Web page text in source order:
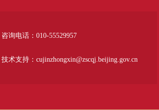
咨询电话：010-55529957
技术支持：cujinzhongxin@zscqj.beijing.gov.cn